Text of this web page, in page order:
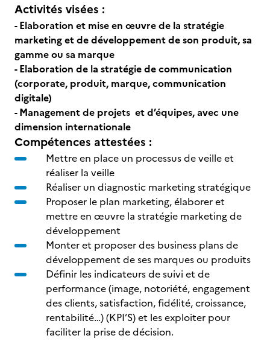
Activités visées :
- Elaboration et mise en œuvre de la stratégie
marketing et de développement de son produit, sa
gamme ou sa marque
- Elaboration de la stratégie de communication
(corporate, produit, marque, communication
digitale)
- Management de projets et d’équipes, avec une
dimension internationale
Compétences attestées :
Mettre en place un processus de veille et
réaliser la veille
Réaliser un diagnostic marketing stratégique
Proposer le plan marketing, élaborer et
mettre en œuvre la stratégie marketing de
développement
Monter et proposer des business plans de
développement de ses marques ou produits
Définir les indicateurs de suivi et de
performance (image, notoriété, engagement
des clients, satisfaction, fidélité, croissance,
rentabilité…) (KPI’S) et les exploiter pour
faciliter la prise de décision.